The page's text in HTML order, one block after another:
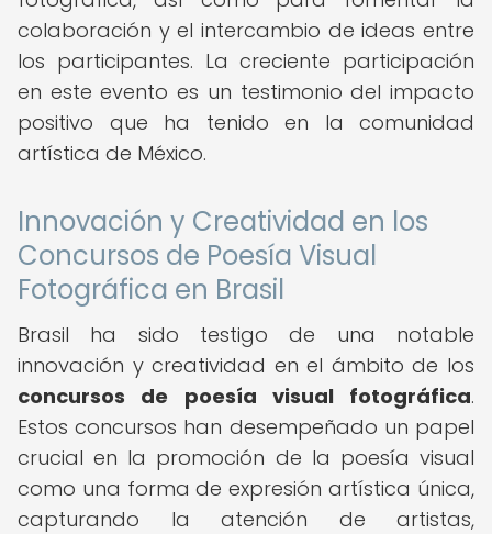
colaboración y el intercambio de ideas entre
los participantes. La creciente participación
en este evento es un testimonio del impacto
positivo que ha tenido en la comunidad
artística de México.
Innovación y Creatividad en los
Concursos de Poesía Visual
Fotográfica en Brasil
Brasil ha sido testigo de una notable
innovación y creatividad en el ámbito de los
concursos de poesía visual fotográfica.
Estos concursos han desempeñado un papel
crucial en la promoción de la poesía visual
como una forma de expresión artística única,
capturando la atención de artistas,